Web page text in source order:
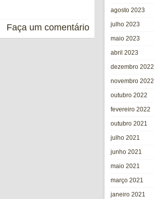
Faça um comentário
agosto 2023
julho 2023
maio 2023
abril 2023
dezembro 2022
novembro 2022
outubro 2022
fevereiro 2022
outubro 2021
julho 2021
junho 2021
maio 2021
março 2021
janeiro 2021